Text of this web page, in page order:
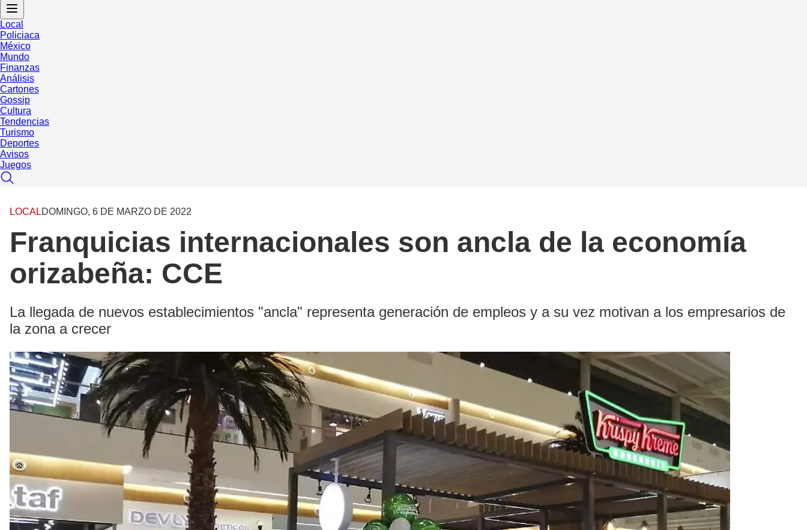
Local
Policiaca
México
Mundo
Finanzas
Análisis
Cartones
Gossip
Cultura
Tendencias
Turismo
Deportes
Avisos
Juegos
LOCALDOMINGO, 6 DE MARZO DE 2022
Franquicias internacionales son ancla de la economía
orizabeña: CCE
La llegada de nuevos establecimientos "ancla" representa generación de empleos y a su vez motivan a los empresarios de
la zona a crecer